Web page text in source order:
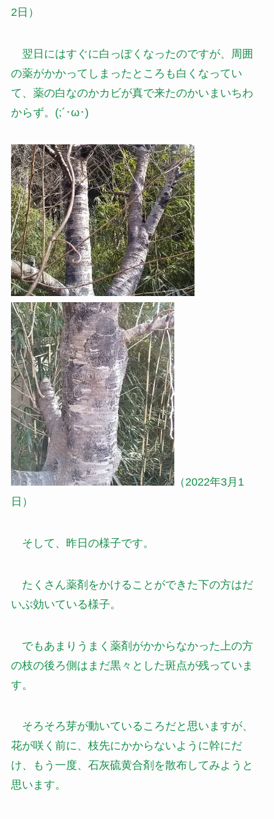
2日）
翌日にはすぐに白っぽくなったのですが、周囲
の薬がかかってしまったところも白くなってい
て、薬の白なのかカビが真で来たのかいまいちわ
からず。(;´･ω･)
（2022年3月1
日）
そして、昨日の様子です。
たくさん薬剤をかけることができた下の方はだ
いぶ効いている様子。
でもあまりうまく薬剤がかからなかった上の方
の枝の後ろ側はまだ黒々とした斑点が残っていま
す。
そろそろ芽が動いているころだと思いますが、
花が咲く前に、枝先にかからないように幹にだ
け、もう一度、石灰硫黄合剤を散布してみようと
思います。